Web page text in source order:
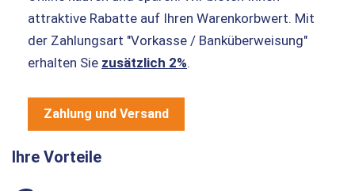
attraktive Rabatte auf Ihren Warenkorbwert. Mit
der Zahlungsart "Vorkasse / Banküberweisung"
erhalten Sie zusätzlich 2%.
Zahlung und Versand
Ihre Vorteile